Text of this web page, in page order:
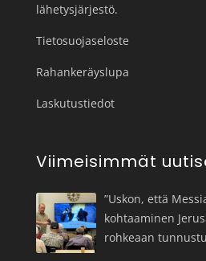
lähetysjärjestö.
Tietosuojaseloste
Rahankeräyslupa
Laskutustiedot
Viimeisimmät
”Uskon, että
kohtaaminen
rohkeaan